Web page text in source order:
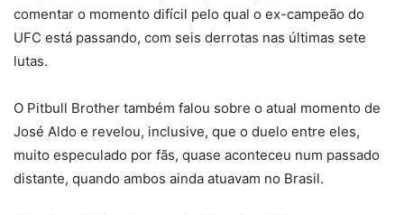
comentar o momento difícil pelo qual o ex-campeão do
UFC está passando, com seis derrotas nas últimas sete
lutas.
O Pitbull Brother também falou sobre o atual momento de
José Aldo e revelou, inclusive, que o duelo entre eles,
muito especulado por fãs, quase aconteceu num passado
distante, quando ambos ainda atuavam no Brasil.